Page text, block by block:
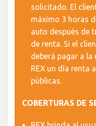
solicitado. El
máximo 3 horas
auto después de
de renta. Si el
deberá pagar a la
REX un día renta
públicas.
COBERTURAS DE